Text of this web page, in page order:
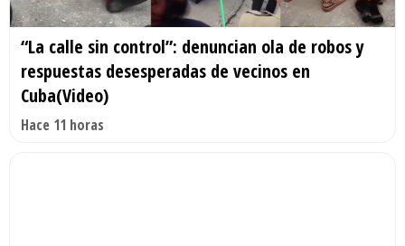
“La calle sin control”: denuncian ola de robos y
respuestas desesperadas de vecinos en
Cuba(Video)
Hace 11 horas